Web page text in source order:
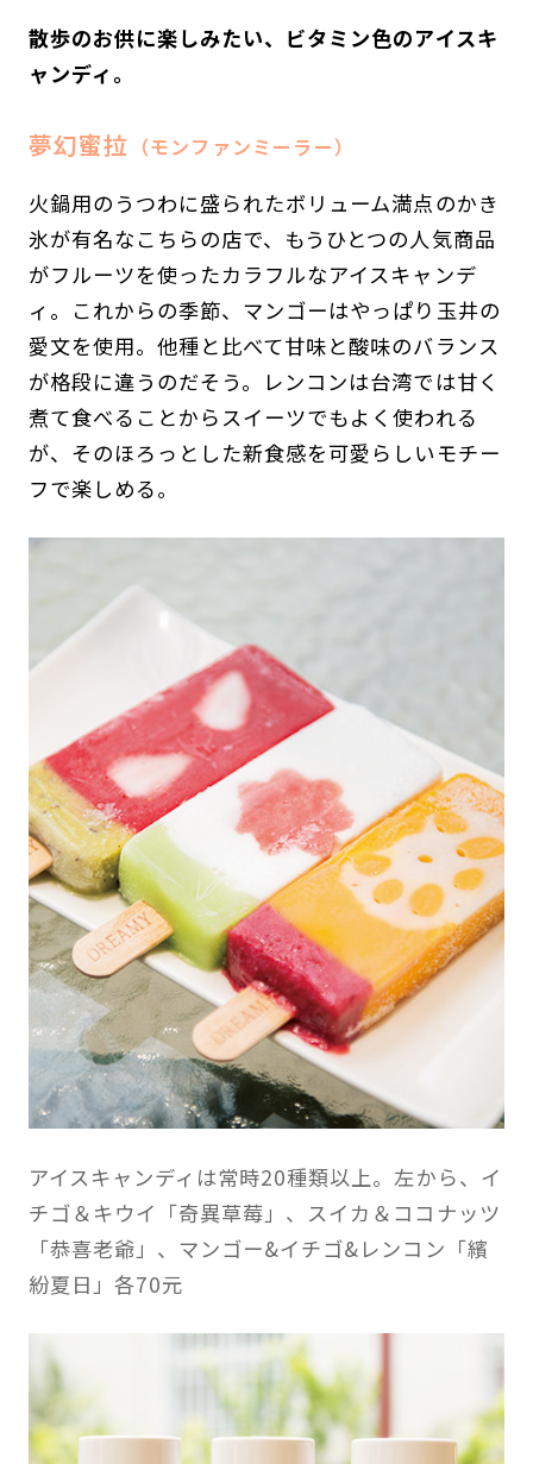
散歩のお供に楽しみたい、ビタミン色のアイスキ
ャンディ。
夢幻蜜拉 （モンファンミーラー）
火鍋用のうつわに盛られたボリューム満点のかき
氷が有名なこちらの店で、もうひとつの人気商品
がフルーツを使ったカラフルなアイスキャンデ
ィ。これからの季節、マンゴーはやっぱり玉井の
愛文を使用。他種と比べて甘味と酸味のバランス
が格段に違うのだそう。レンコンは台湾では甘く
煮て食べることからスイーツでもよく使われる
が、そのほろっとした新食感を可愛らしいモチー
フで楽しめる。
アイスキャンディは常時20種類以上。左から、イ
チゴ＆キウイ「奇異草莓」、スイカ＆ココナッツ
「恭喜老爺」、マンゴー&イチゴ&レンコン「繽
紛夏日」各70元